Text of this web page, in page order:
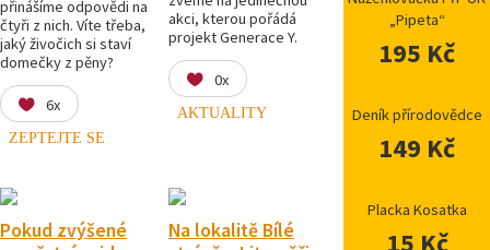
přinášíme odpovědi na
čtyři z nich. Víte třeba,
jaký živočich si staví
domečky z pěny?
6x
ZEPTEJTE SE
akci, kterou pořádá
projekt Generace Y.
0x
AKTUALITY
Pokud zvýšené
Na lokalitě Bílé
„Pipeta“
195 Kč
Deník přírodovědce
149 Kč
Placka Kosatka
15 Kč